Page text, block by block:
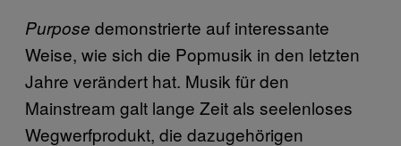
Purpose demonstrierte auf interessante
Weise, wie sich die Popmusik in den letzten
Jahre verändert hat. Musik für den
Mainstream galt lange Zeit als seelenloses
Wegwerfprodukt, die dazugehörigen